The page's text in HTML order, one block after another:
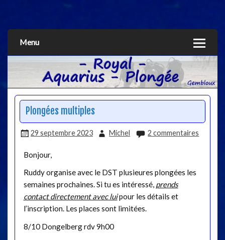
Menu
Plongées multiples
29 septembre 2023 Michel 2 commentaires
Bonjour,
Ruddy organise avec le DST plusieures plongées les
semaines prochaines. Si tu es intéressé, prends
contact directement avec luipour les détails et
l’inscription. Les places sont limitées.
8/10 Dongelberg rdv 9h00